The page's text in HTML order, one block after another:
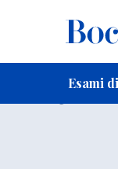
Esami